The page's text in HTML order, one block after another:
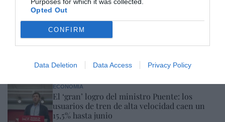
Opted Out
CONFIRM
Data Deletion Data Access Privacy Policy
Nokia, Ericsson... Huawei: lo que importan
son las patentes
ECONOMÍA
El ‘gran’ logro del ministro Puente: los
usuarios de tren de alta velocidad caen un
15,5% hasta junio